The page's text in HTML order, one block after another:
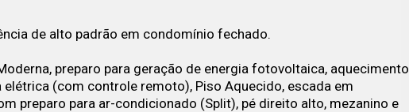
de alto padrão em condomínio fechado.
preparo para geração de energia fotovoltaica, aquecimento
elétrica (com controle remoto), Piso Aquecido, escada em
preparo para ar-condicionado (Split), pé direito alto, mezanino e